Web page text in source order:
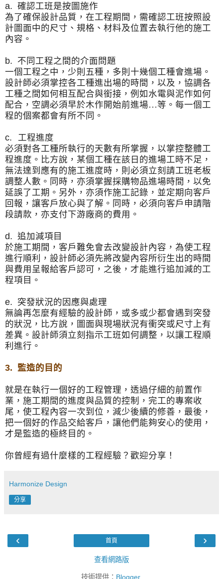
a. 確認工班是按圖施作
為了確保設計品質，在工程期間， 需確認工班按照設
計圖面中的尺寸、規格、 材料及位置去執行他的施工
內容。
b. 不同工程之間的介面問題
一個工程之中，少則五種，多則十幾個工種會進場。
設計師必須掌控各工種進出場的時間，以及， 協調各
工種之間如何相互配合與銜接，例如水電與泥作如何
配合， 空調必須早於木作開始前進場…等。 每一個工
程的個案都會有所不同。
c.
工程進度
必須對各工種所執行的天數有所掌握，以掌控整體工
程進度。 比方說，某個工種在該日的進場工時不足，
無法達到應有的施工進度時，則必須立刻請工班老板
調整人數。 同時，亦須掌握採購物品進場時間，以免
延誤了工期。另外， 亦須作施工記錄，並定期向客戶
回報，讓客戶放心與了解。同時， 必須向客戶申請階
段請款，亦支付下游廠商的費用。
d. 追加減項目
於施工期間，客戶難免會去改變設計內容，為使工程
進行順利， 設計師必須先將改變內容所衍生出的時間
與費用呈報給客戶認可， 之後，才能進行追加減的工
程項目。
e. 突發狀況的因應與處理
無論再怎麼有經驗的設計師，或多或少都會遇到突發
的狀況， 比方說，圖面與現場狀況有衝突或尺寸上有
差異。 設計師須立刻指示工班如何調整，以讓工程順
利進行。
3. 監造的目的
就是在執行一個好的工程管理，透過仔細的前置作
業， 施工期間的進度與品質的控制，完工的專案收
尾， 使工程內容一次到位，減少後續的修善，最後，
把一個好的作品交給客戶，讓他們能夠安心的使用，
才是監造的極終目的。
你曾經有過什麼樣的工程經驗？歡迎分享！
Harmonize Design
分享
‹ ›
首頁
查看網路版
技術提供： Blogger.